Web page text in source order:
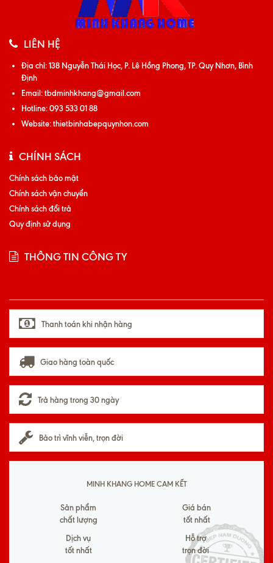
LIÊN HỆ
Địa chỉ:138 Nguyễn Thái Học, P. Lê Hồng Phong, TP. Quy Nhơn, Bình
Định
Email:tbdminhkhang@gmail.com
Hotline:093 533 01 88
Website:thietbinhabepquynhon.com
CHÍNH SÁCH
Chính sách bảo mật
Chính sách vận chuyển
Chính sách đổi trả
Quy định sử dụng
THÔNG TIN CÔNG TY
Thanh toán khi nhận hàng
Giao hàng toàn quốc
Trả hàng trong 30 ngày
Bảo trì vĩnh viễn, trọn đời
MINH KHANG HOME CAM KẾT
Sản phẩm
chất lượng
Giá bán
tốt nhất
Dịch vụ
tốt nhất
Hỗ trợ
trọn đời